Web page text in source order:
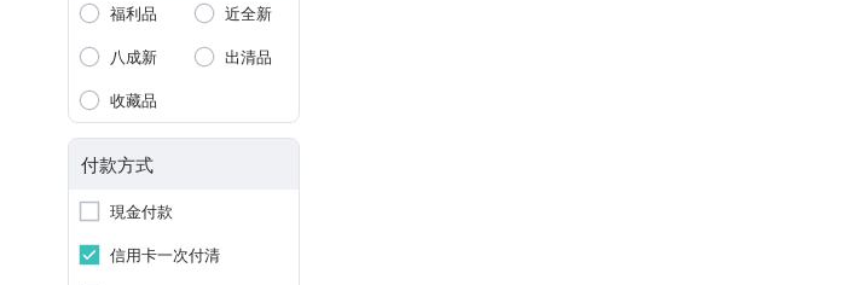
福利品
近全新
八成新
出清品
收藏品
付款方式
現金付款
信用卡一次付清